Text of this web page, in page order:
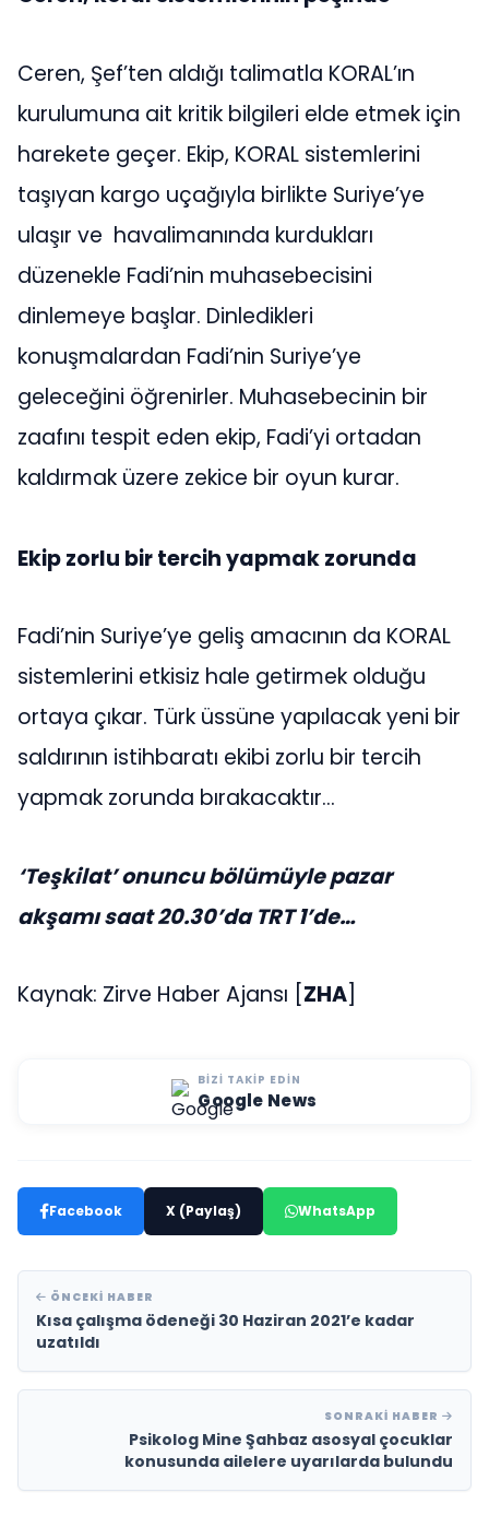
Ceren, Şef’ten aldığı talimatla KORAL’ın
kurulumuna ait kritik bilgileri elde etmek için
harekete geçer. Ekip, KORAL sistemlerini
taşıyan kargo uçağıyla birlikte Suriye’ye
ulaşır ve havalimanında kurdukları
düzenekle Fadi’nin muhasebecisini
dinlemeye başlar. Dinledikleri
konuşmalardan Fadi’nin Suriye’ye
geleceğini öğrenirler. Muhasebecinin bir
zaafını tespit eden ekip, Fadi’yi ortadan
kaldırmak üzere zekice bir oyun kurar.
Ekip zorlu bir tercih yapmak zorunda
Fadi’nin Suriye’ye geliş amacının da KORAL
sistemlerini etkisiz hale getirmek olduğu
ortaya çıkar. Türk üssüne yapılacak yeni bir
saldırının istihbaratı ekibi zorlu bir tercih
yapmak zorunda bırakacaktır…
‘Teşkilat’ onuncu bölümüyle pazar
akşamı saat 20.30’da TRT 1’de…
Kaynak: Zirve Haber Ajansı [ ZHA
BIZI TAKIP EDIN
Google News
Facebook X (Paylaş) WhatsApp
ÖNCEKI HABER
Kısa çalışma ödeneği 30 Haziran 2021’e kadar
uzatıldı
SONRAKI HABER
Psikolog Mine Şahbaz asosyal çocuklar
konusunda ailelere uyarılarda bulundu